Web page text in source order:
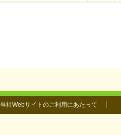
当社Webサイトのご利用にあたって